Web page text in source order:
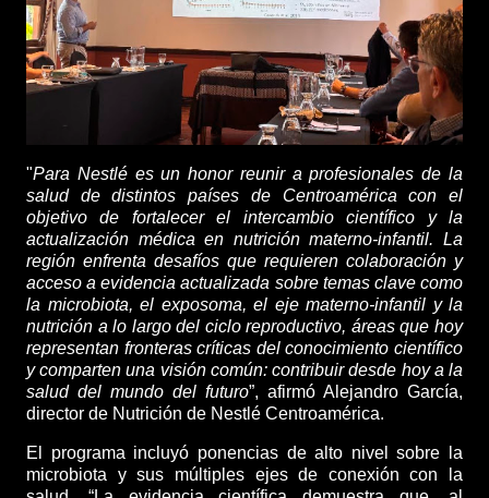
"Para Nestlé es un honor reunir a profesionales de la
salud de distintos países de Centroamérica con el
objetivo de fortalecer el intercambio científico y la
actualización médica en nutrición materno-infantil. La
región enfrenta desafíos que requieren colaboración y
acceso a evidencia actualizada sobre temas clave como
la microbiota, el exposoma, el eje materno-infantil y la
nutrición a lo largo del ciclo reproductivo, áreas que hoy
representan fronteras críticas del conocimiento científico
y comparten una visión común: contribuir desde hoy a la
salud del mundo del futuro”, afirmó Alejandro García,
director de Nutrición de Nestlé Centroamérica.
El programa incluyó ponencias de alto nivel sobre la
microbiota y sus múltiples ejes de conexión con la